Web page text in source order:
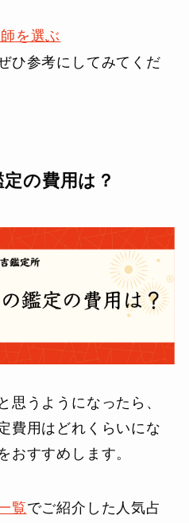
を選ぶ
ひ参考にしてみてくだ
の費用は？
思うようになったら、
費用はどれくらいにな
おすすめします。
覧でご紹介した人気占